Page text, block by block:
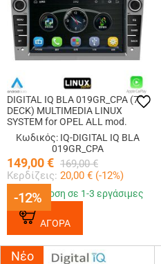
-12%
DIGITAL IQ BLA 019GR_CPA (7"
DECK) MULTIMEDIA LINUX
SYSTEM for OPEL ALL mod.
2003-2014 (GRAY)
Κωδικός: IQ-DIGITAL IQ BLA
019GR_CPA
149,00€ 169,00 €
Κερδίζεις: 20,00 € (-12%)
-12%
Παράδοση σε 1-3 εργάσιμες
ΑΓΟΡΑ
Νέο